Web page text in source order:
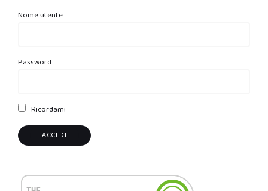
Nome utente
Password
Ricordami